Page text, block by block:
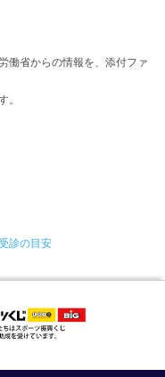
働省からの情報を、添付ファ
。
診の目安